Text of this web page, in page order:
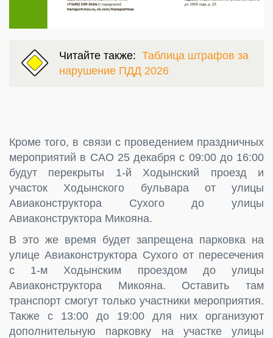
Читайте также: Таблица штрафов за
нарушение ПДД 2026
Кроме того, в связи с проведением праздничных
мероприятий в САО 25 декабря с 09:00 до 16:00
будут перекрыты 1-й Ходынский проезд и
участок Ходынского бульвара от улицы
Авиаконструктора Сухого до улицы
Авиаконструктора Микояна.
В это же время будет запрещена парковка на
улице Авиаконструктора Сухого от пересечения
с 1-м Ходынским проездом до улицы
Авиаконструктора Микояна. Оставить там
транспорт смогут только участники мероприятия.
Также с 13:00 до 19:00 для них организуют
дополнительную парковку на участке улицы